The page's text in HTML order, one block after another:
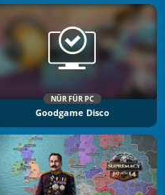
NÜR FÜR PC
Goodgame Disco